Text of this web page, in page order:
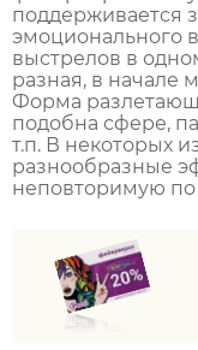
поддерживается
эмоционального
выстрелов в
разная, в начале
Форма
подобна сфере,
т.п. В некоторых
разнообразные
неповторимую